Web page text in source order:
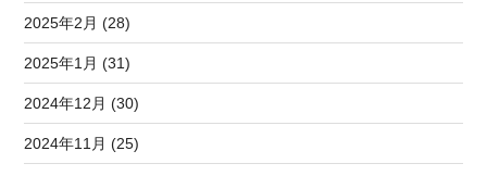
2025年2月 (28)
2025年1月 (31)
2024年12月 (30)
2024年11月 (25)